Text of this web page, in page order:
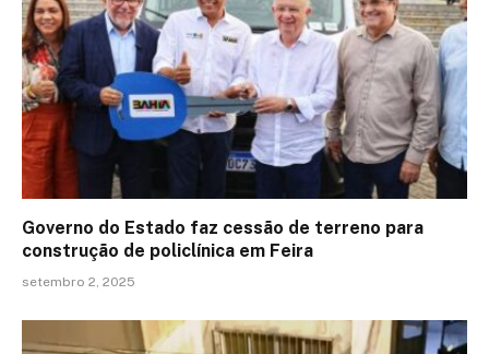
Governo do Estado faz cessão de terreno para
construção de policlínica em Feira
setembro 2, 2025